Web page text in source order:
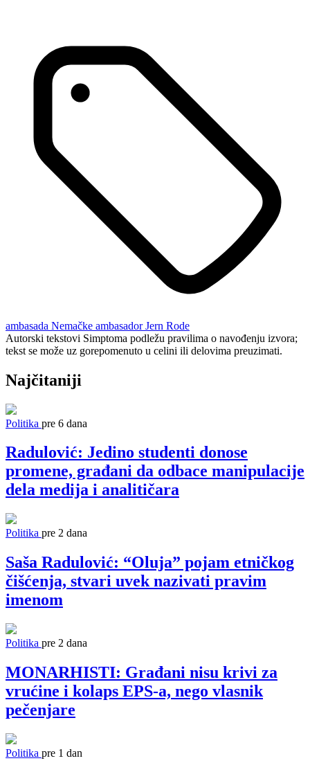
ambasada Nemačke ambasador Jern Rode
Autorski tekstovi Simptoma podležu pravilima o navođenju izvora;
tekst se može uz gorepomenuto u celini ili delovima preuzimati.
Najčitaniji
Politika pre 6 dana
Radulović: Jedino studenti donose
promene, građani da odbace manipulacije
dela medija i analitičara
Politika pre 2 dana
Saša Radulović: “Oluja” pojam etničkog
čišćenja, stvari uvek nazivati pravim
imenom
Politika pre 2 dana
MONARHISTI: Građani nisu krivi za
vrućine i kolaps EPS-a, nego vlasnik
pečenjare
Politika pre 1 dan